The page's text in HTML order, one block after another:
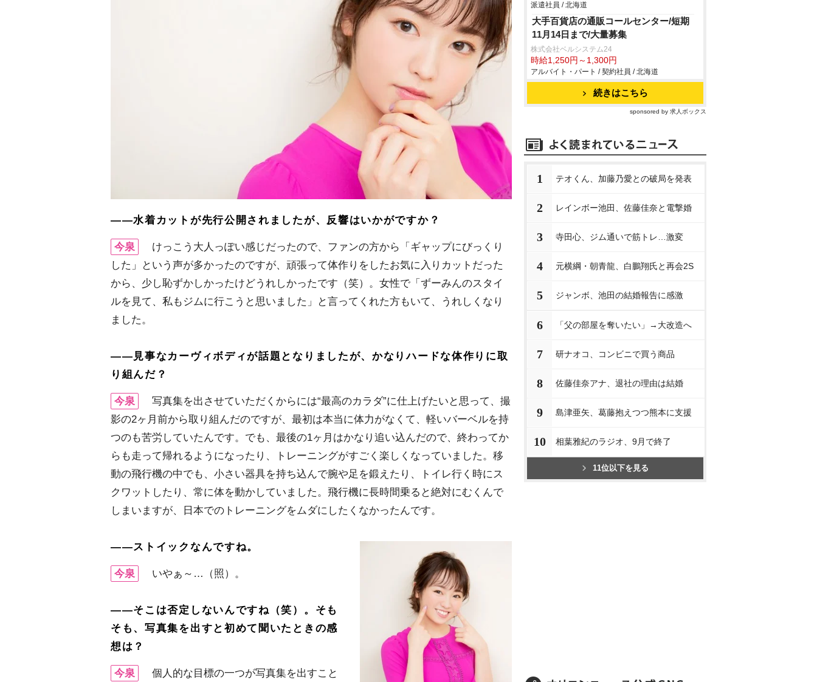
――水着カットが先行公開されましたが、反響はいかがですか？
今泉
けっこう大人っぽい感じだったので、ファンの方から「ギャップにびっくり
した」という声が多かったのですが、頑張って体作りをしたお気に入りカットだった
から、少し恥ずかしかったけどうれしかったです（笑）。女性で「ずーみんのスタイ
ルを見て、私もジムに行こうと思いました」と言ってくれた方もいて、うれしくなり
ました。
――見事なカーヴィボディが話題となりましたが、かなりハードな体作りに取
り組んだ？
今泉
写真集を出させていただくからには“最高のカラダ”に仕上げたいと思って、撮
影の2ヶ月前から取り組んだのですが、最初は本当に体力がなくて、軽いバーベルを持
つのも苦労していたんです。でも、最後の1ヶ月はかなり追い込んだので、終わってか
らも走って帰れるようになったり、トレーニングがすごく楽しくなっていました。移
動の飛行機の中でも、小さい器具を持ち込んで腕や足を鍛えたり、トイレ行く時にス
クワットしたり、常に体を動かしていました。飛行機に長時間乗ると絶対にむくんで
しまいますが、日本でのトレーニングをムダにしたくなかったんです。
――ストイックなんですね。
今泉 いやぁ～…（照）。
――そこは否定しないんですね（笑）。そも
そも、写真集を出すと初めて聞いたときの感
想は？
今泉
個人的な目標の一つが写真集を出すこと
派遣社員 / 北海道
大手百貨店の通販コールセンター/短期
11月14日まで/大量募集
株式会社ベルシステム24
時給1,250円～1,300円
アルバイト・パート / 契約社員 / 北海道
続きはこちら
sponsored by 求人ボックス
1 テオくん、加藤乃愛との破局を発表
2 レインボー池田、佐藤佳奈と電撃婚
3 寺田心、ジム通いで筋トレ…激変
4 元横綱・朝青龍、白鵬翔氏と再会2S
5 ジャンボ、池田の結婚報告に感激
6 「父の部屋を奪いたい」→大改造へ
7 研ナオコ、コンビニで買う商品
8 佐藤佳奈アナ、退社の理由は結婚
9 島津亜矢、葛藤抱えつつ熊本に支援
10 相葉雅紀のラジオ、9月で終了
11位以下を見る